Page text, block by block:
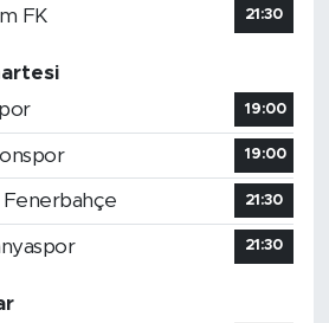
derse desin Eray Erdem, ikamet
ben değil, inşaat
ekmek yiyen
emlakçısına kadar
biliyor. Yani Eray Erdem'in ne
bu iş için ter döktüğünü bilmek
bilir ama görmek istemeyen de
yapar.
boyunca dolu bardak yerine boş
derdine düşenler ise zaten
FK
21:30
19:00
19:00
Fenerbahçe 21:30
21:30